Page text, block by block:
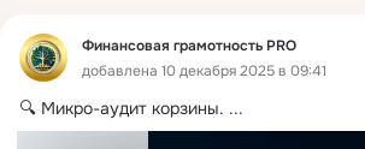
Финансовая грамотность PRO
добавлена 10 декабря 2025 в 09:41
🔍 Микро-аудит корзины. ...